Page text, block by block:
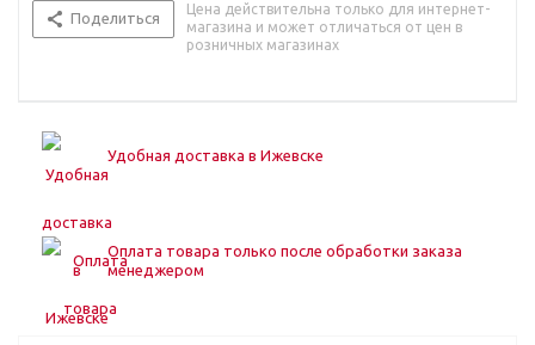
Поделиться
Цена действительна только для интернет-
магазина и может отличаться от цен в
розничных магазинах
Удобная доставка в Ижевске
Оплата товара только после обработки заказа
менеджером